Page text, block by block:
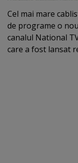
Cel mai mare
de programe o
canalul National
care a fost lansat